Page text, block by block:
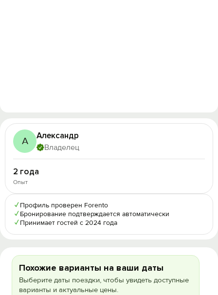
А Александр
Владелец
2 года
Опыт
✓ Профиль проверен Forento
✓ Бронирование подтверждается автоматически
✓ Принимает гостей с 2024 года
Похожие варианты на ваши даты
Выберите даты поездки, чтобы увидеть доступные
варианты и актуальные цены.